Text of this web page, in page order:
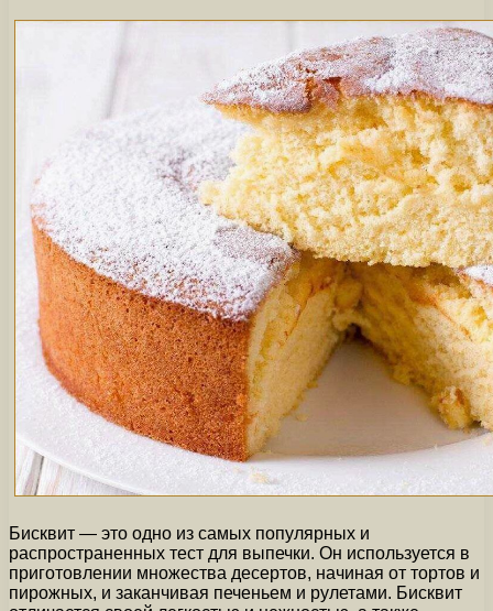
Бисквит — это одно из самых популярных и
распространенных тест для выпечки. Он используется в
приготовлении множества десертов, начиная от тортов и
пирожных, и заканчивая печеньем и рулетами. Бисквит